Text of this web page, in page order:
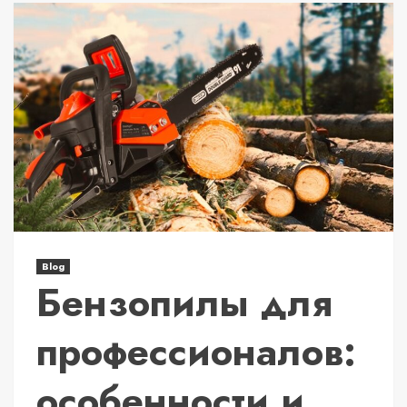
Blog
Бензопилы для
профессионалов: